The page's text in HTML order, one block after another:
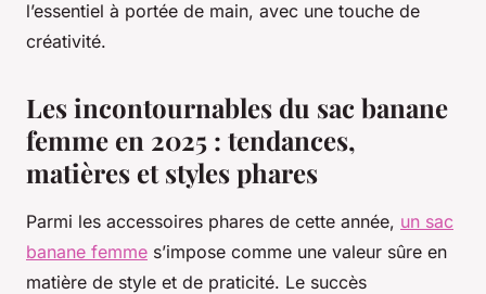
l’essentiel à portée de main, avec une touche de
créativité.
Les incontournables du sac banane
femme en 2025 : tendances,
matières et styles phares
Parmi les accessoires phares de cette année, un sac
banane femme s’impose comme une valeur sûre en
matière de style et de praticité. Le succès